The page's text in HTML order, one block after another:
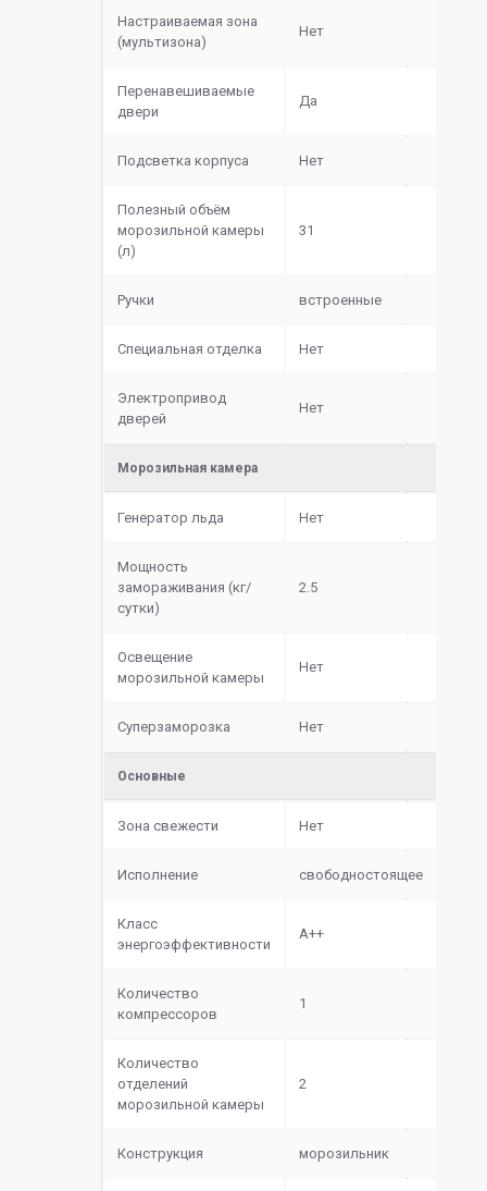
Настраиваемая зона
(мультизона)
Нет
Перенавешиваемые
двери
Да
Подсветка корпуса Нет
Полезный объём
морозильной камеры
(л)
31
Ручки встроенные
Специальная отделка Нет
Электропривод
дверей
Нет
Морозильная камера
Генератор льда Нет
Мощность
замораживания (кг/
сутки)
2.5
Освещение
морозильной камеры
Нет
Суперзаморозка Нет
Основные
Зона свежести Нет
Исполнение свободностоящее
Класс
энергоэффективности
A++
Количество
компрессоров
1
Количество
отделений
морозильной камеры
2
Конструкция морозильник